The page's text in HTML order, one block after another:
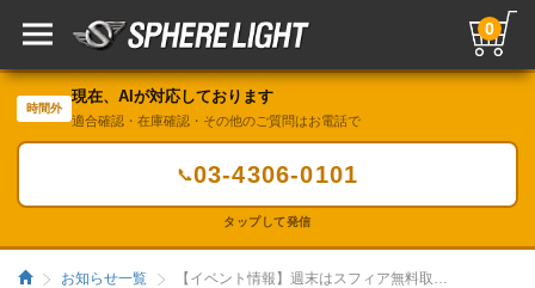
0
時間外
現在、AIが対応しております
適合確認・在庫確認・その他のご質問はお電話で
📞03-4306-0101
タップして発信
お知らせ一覧 【イベント情報】週末はスフィア無料取付イベントへ！／HIDキット｜LEDヘッドライト販売のスフィアライト